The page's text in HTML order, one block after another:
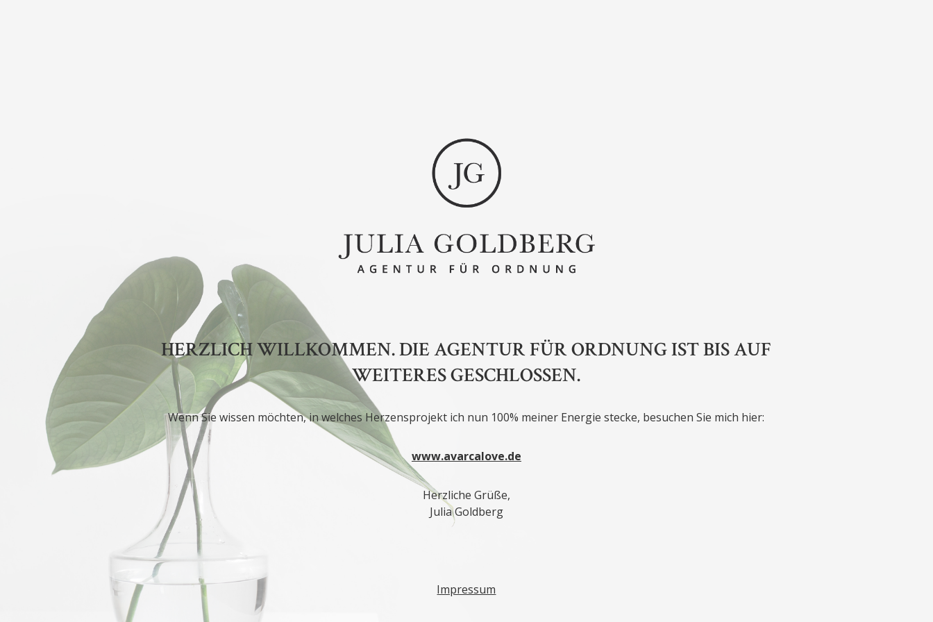
HERZLICH WILLKOMMEN. DIE AGENTUR FÜR ORDNUNG IST BIS AUF
WEITERES GESCHLOSSEN.
Wenn Sie wissen möchten, in welches Herzensprojekt ich nun 100% meiner Energie stecke, besuchen Sie mich hier:
www.avarcalove.de
Herzliche Grüße,
Julia Goldberg
Impressum